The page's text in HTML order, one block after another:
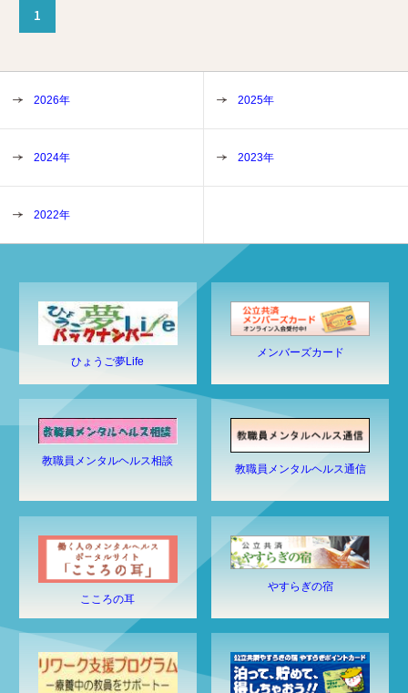
1
2026年 2025年
2024年 2023年
2022年
ひょうご夢Life
メンバーズカード
教職員メンタルヘルス相談
教職員メンタルヘルス通信
こころの耳
やすらぎの宿